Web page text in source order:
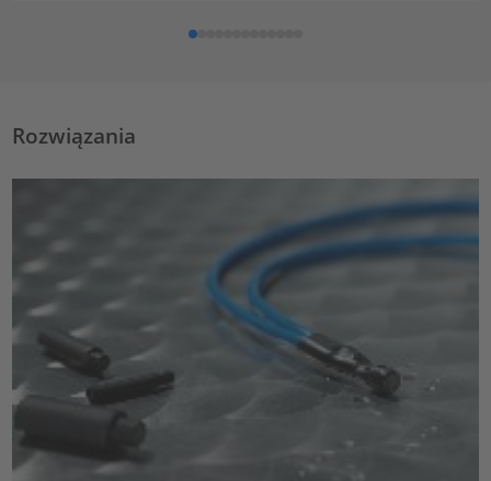
Rozwiązania